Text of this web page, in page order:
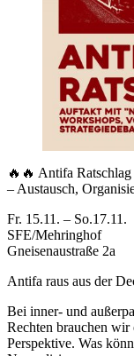
🔥🔥 Antifa
– Austausch,
Fr. 15.11. – So.17.11.
SFE/Mehringhof
Gneisenaustraße 2a
Antifa raus aus der
Bei inner- und
Rechten brauchen wir
Perspektive. Was